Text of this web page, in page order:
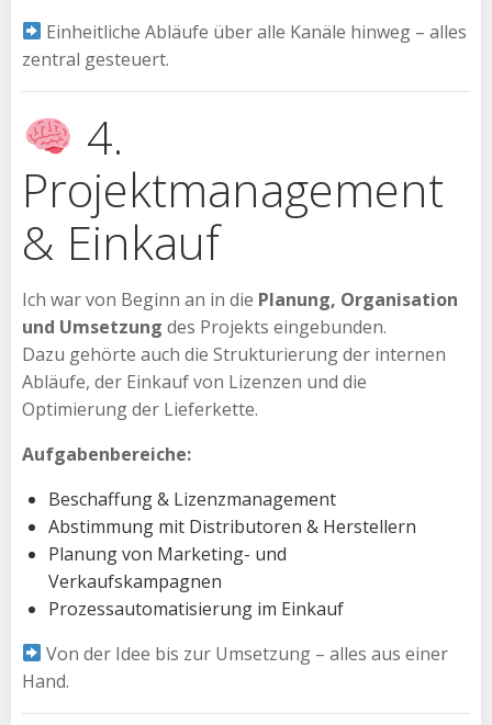
Einheitliche Abläufe über alle Kanäle hinweg – alles
zentral gesteuert.
4.
Projektmanagement
& Einkauf
Ich war von Beginn an in die Planung, Organisation
und Umsetzung des Projekts eingebunden.
Dazu gehörte auch die Strukturierung der internen
Abläufe, der Einkauf von Lizenzen und die
Optimierung der Lieferkette.
Aufgabenbereiche:
Beschaffung & Lizenzmanagement
Abstimmung mit Distributoren & Herstellern
Planung von Marketing- und
Verkaufskampagnen
Prozessautomatisierung im Einkauf
Von der Idee bis zur Umsetzung – alles aus einer
Hand.